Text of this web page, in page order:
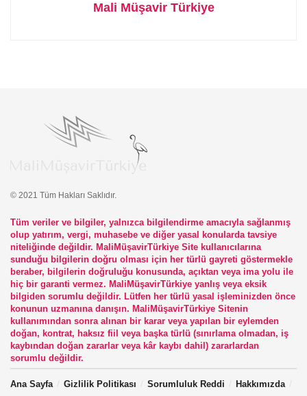
Mali Müşavir Türkiye
© 2021 Tüm Hakları Saklıdır.
Tüm veriler ve bilgiler, yalnızca bilgilendirme amacıyla sağlanmış
olup yatırım, vergi, muhasebe ve diğer yasal konularda tavsiye
niteliğinde değildir. MaliMüşavirTürkiye Site kullanıcılarına
sunduğu bilgilerin doğru olması için her türlü gayreti göstermekle
beraber, bilgilerin doğruluğu konusunda, açıktan veya ima yolu ile
hiç bir garanti vermez. MaliMüşavirTürkiye yanlış veya eksik
bilgiden sorumlu değildir. Lütfen her türlü yasal işleminizden önce
konunun uzmanına danışın. MaliMüşavirTürkiye Sitenin
kullanımından sonra alınan bir karar veya yapılan bir eylemden
doğan, kontrat, haksız fiil veya başka türlü (sınırlama olmadan, iş
kaybından doğan zararlar veya kâr kaybı dahil) zararlardan
sorumlu değildir.
Ana Sayfa Gizlilik Politikası Sorumluluk Reddi Hakkımızda